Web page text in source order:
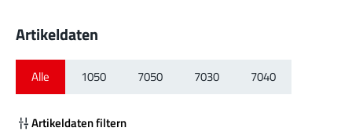
Artikeldaten
Alle 1050 7050 7030 7040
Artikeldaten filtern